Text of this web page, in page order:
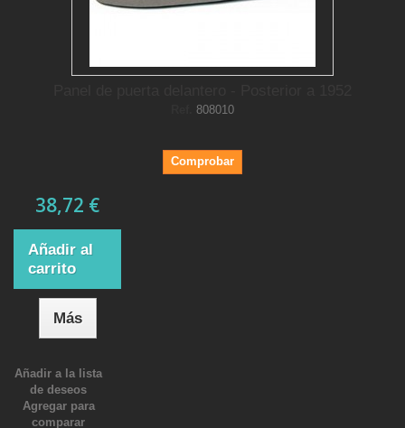
808010
Comprobar
38,72 €
Añadir al
carrito
Más
Añadir a la lista
de deseos
Agregar para
comparar